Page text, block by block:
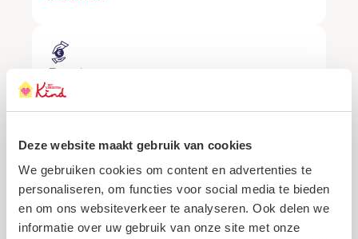
Deze website maakt gebruik van cookies
We gebruiken cookies om content en advertenties te
personaliseren, om functies voor social media te bieden
en om ons websiteverkeer te analyseren. Ook delen we
informatie over uw gebruik van onze site met onze
Fondsen
Investeer in innovatieve projecten die de
zorg voor kwetsbare kinderen in Nederland